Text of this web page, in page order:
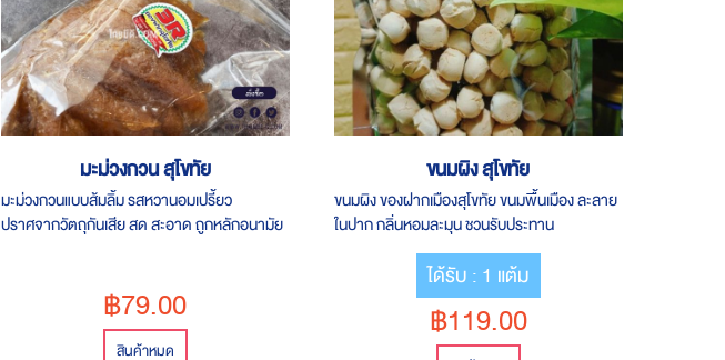
มะม่วงกวน สุโขทัย
มะม่วงกวนแบบส้มลิ้ม รสหวานอมเปรี้ยว
ปราศจากวัตถุกันเสีย สด สะอาด ถูกหลักอนามัย
฿79.00
สินค้าหมด
ขนมผิง สุโขทัย
ขนมผิง ของฝากเมืองสุโขทัย ขนมพื้นเมือง ละลาย
ในปาก กลิ่นหอมละมุน ชวนรับประทาน
ได้รับ : 1 แต้ม
฿119.00